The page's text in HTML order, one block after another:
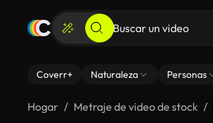
Coverr+ Naturaleza Personas
Hogar Metraje de video de stock